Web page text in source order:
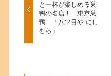
と一杯が楽しめる巣
鴨の名店！ 東京巣
鴨 「八ツ目や にし
むら」